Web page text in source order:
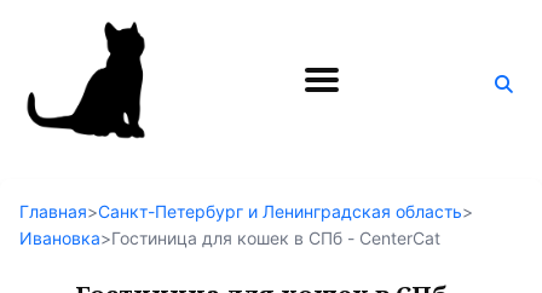
Поиск
Главная>Санкт-Петербург и Ленинградская область>
Ивановка>Гостиница для кошек в СПб - CenterCat